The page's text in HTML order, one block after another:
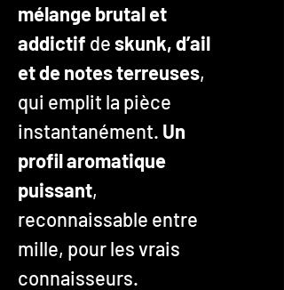
mélange brutal et
addictif deskunk, d’ail
et de notes terreuses,
qui emplit la pièce
instantanément. Un
profil aromatique
puissant,
reconnaissable entre
mille, pour les vrais
connaisseurs.